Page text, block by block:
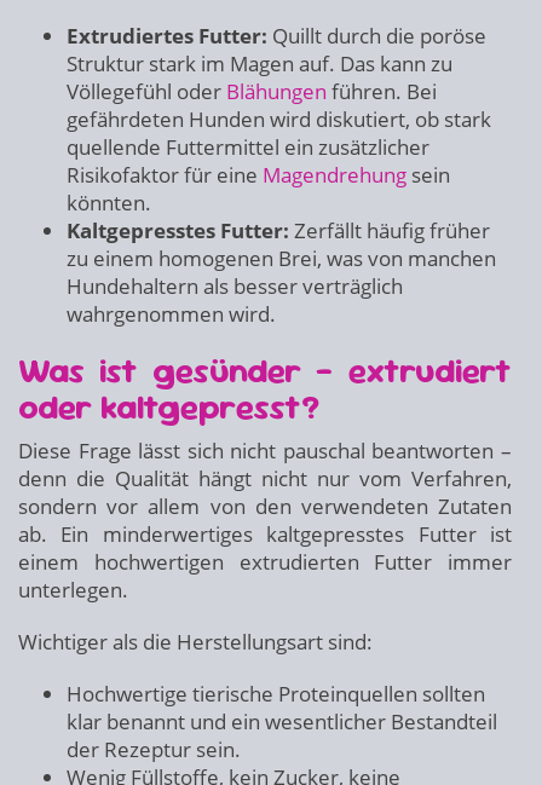
Extrudiertes Futter: Quillt durch die poröse
Struktur stark im Magen auf. Das kann zu
Völlegefühl oder Blähungen führen. Bei
gefährdeten Hunden wird diskutiert, ob stark
quellende Futtermittel ein zusätzlicher
Risikofaktor für eine Magendrehung sein
könnten.
Kaltgepresstes Futter: Zerfällt häufig früher
zu einem homogenen Brei, was von manchen
Hundehaltern als besser verträglich
wahrgenommen wird.
Was ist gesünder – extrudiert
oder kaltgepresst?
Diese Frage lässt sich nicht pauschal beantworten –
denn die Qualität hängt nicht nur vom Verfahren,
sondern vor allem von den verwendeten Zutaten
ab. Ein minderwertiges kaltgepresstes Futter ist
einem hochwertigen extrudierten Futter immer
unterlegen.
Wichtiger als die Herstellungsart sind:
Hochwertige tierische Proteinquellen sollten
klar benannt und ein wesentlicher Bestandteil
der Rezeptur sein.
Wenig Füllstoffe, kein Zucker, keine